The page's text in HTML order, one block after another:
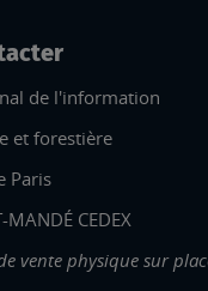
de l'information
et forestière
Paris
CEDEX
vente physique sur